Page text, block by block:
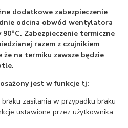
dodatkowe zabezpieczenie
odcina obwód wentylatora
Zabezpieczenie termiczne
razem z czujnikiem
na termiku zawsze będzie
jest w funkcje tj:
braku zasilania w przypadku braku
ustawione przez użytkownika